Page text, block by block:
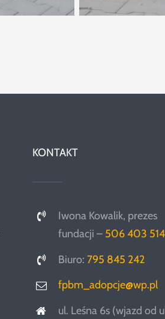
KONTAKT
Iwona Kowalik, prezes
fundacji – 506 403 514
Biuro: 795 845 242
fpbm_adopcje@wp.pl
ul. Leśna 6s (wjazd od